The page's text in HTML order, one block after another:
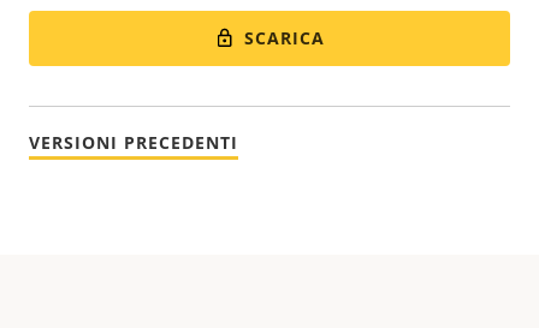
SCARICA
VERSIONI PRECEDENTI